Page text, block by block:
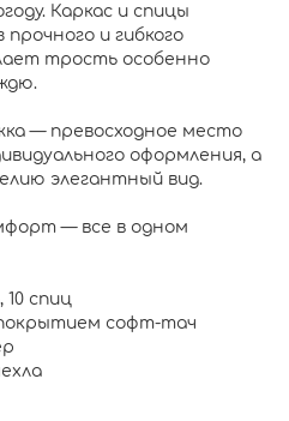
Каркас и спицы
и гибкого
трость особенно
— превосходное место
оформления, а
элегантный вид.
— все в одном
спиц
софт-тач